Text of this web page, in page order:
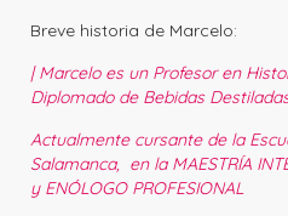
Breve historia de Marcelo:
| Marcelo es un Profesor en
Diplomado de Bebidas
Actualmente cursante de la
Salamanca, en la MAESTRÍA
y ENÓLOGO PROFESIONAL